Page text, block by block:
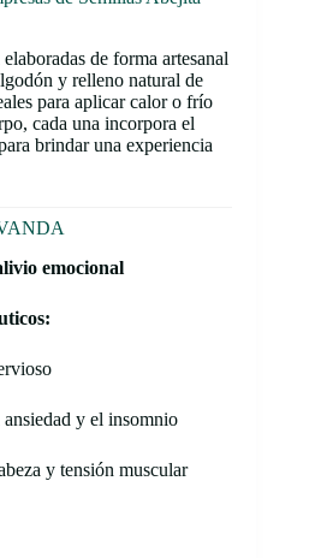
de forma artesanal
y relleno natural de
para aplicar calor o frío
cada una incorpora el
brindar una experiencia
emocional
ansiedad y el insomnio
y tensión muscular